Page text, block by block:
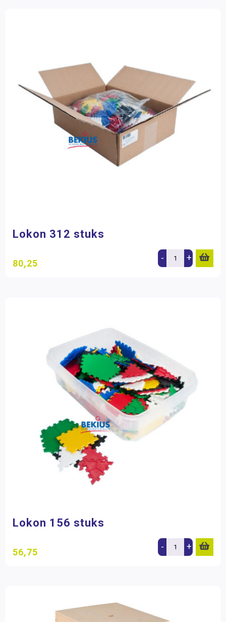
Lokon 312 stuks
80,25 - +
Lokon 156 stuks
56,75 - +